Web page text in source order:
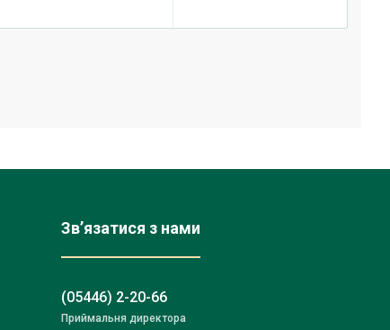
Зв’язатися з нами
(05446) 2-20-66
Приймальня директора